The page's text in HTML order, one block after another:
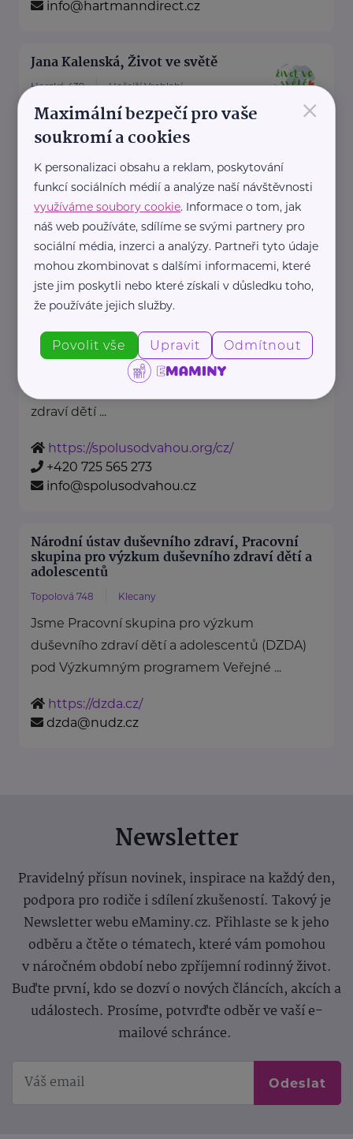
info@hartmanndirect.cz
Jana Kalenská, Život ve světě
Horská 439 Hořejší Vrchlabí
“S angličtinou životem bez limitů”
Jmenuji se Jana a jsem celým
svým srdcem máma dvou ...
https://www.zivotvesvete.cz/
+420 605 249 850
jana@zivotvesvete.cz
Nadační fond Spolu s odvahou
Nadační fond Spolu s odvahou
je nezisková organizace, jejímž
zdraví dětí ...
https://spolusodvahou.org/cz/
+420 725 565 273
info@spolusodvahou.cz
Národní ústav duševního zdraví, Pracovní
skupina pro výzkum duševního zdraví dětí a
adolescentů
Topolová 748 Klecany
Jsme Pracovní skupina pro výzkum
duševního zdraví dětí a adolescentů (DZDA)
pod Výzkumným programem Veřejné ...
https://dzda.cz/
dzda@nudz.cz
Newsletter
Pravidelný přísun novinek, inspirace na každý den,
podpora pro rodiče i sdílení zkušeností. Takový je
Newsletter webu eMaminy.cz. Přihlaste se k jeho
odběru a čtěte o tématech, které vám pomohou
v náročném období nebo zpříjemní rodinný život.
Buďte první, kdo se dozví o nových článcích, akcích a
událostech. Prosíme, potvrďte odběr ve vaší e-
mailové schránce.
Odeslat
×
Maximální bezpečí pro vaše
soukromí a cookies
K personalizaci obsahu a reklam, poskytování
funkcí sociálních médií a analýze naší návštěvnosti
využíváme soubory cookie. Informace o tom, jak
náš web používáte, sdílíme se svými partnery pro
sociální média, inzerci a analýzy. Partneři tyto údaje
mohou zkombinovat s dalšími informacemi, které
jste jim poskytli nebo které získali v důsledku toho,
že používáte jejich služby.
Povolit vše Upravit Odmítnout